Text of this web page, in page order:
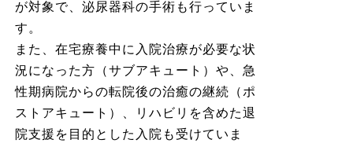
が対象で、泌尿器科の手術も行っていま
す。
また、在宅療養中に入院治療が必要な状
況になった方（サブアキュート）や、急
性期病院からの転院後の治癒の継続（ポ
ストアキュート）、リハビリを含めた退
院支援を目的とした入院も受けていま